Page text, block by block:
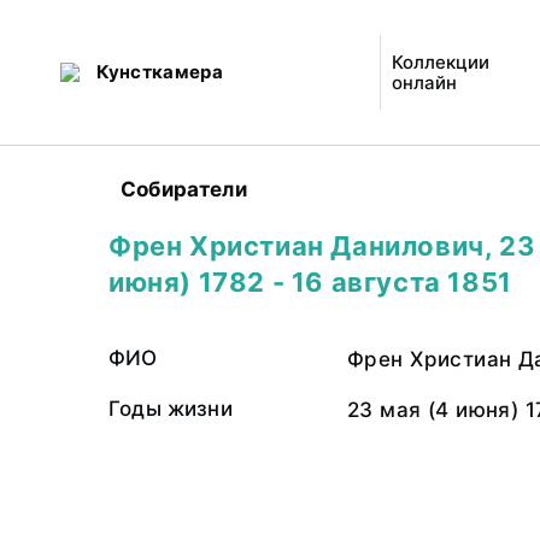
Кунсткамера
Коллекции
онлайн
Собиратели
Френ Христиан Данилович,
июня) 1782 - 16 августа 1851
ФИО Френ Христиан
Годы жизни 23 мая (4 июня)